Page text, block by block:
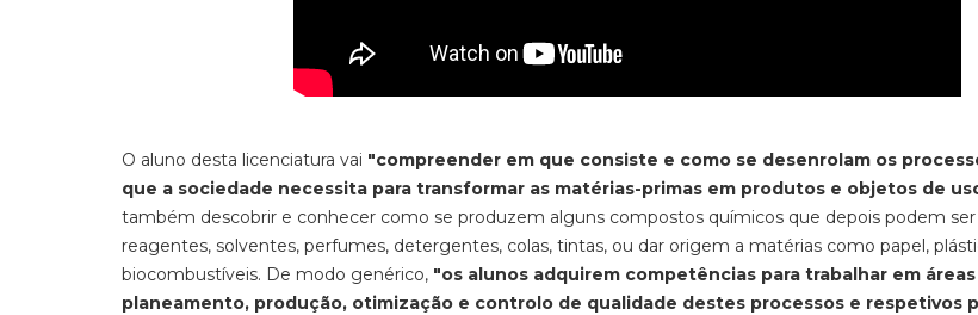
O aluno desta licenciatura vai "compreender em que consiste e como se desenrolam os
que a sociedade necessita para transformar as matérias-primas em produtos e objetos de
também descobrir e conhecer como se produzem alguns compostos químicos que depois podem
reagentes, solventes, perfumes, detergentes, colas, tintas, ou dar origem a matérias como papel,
biocombustíveis. De modo genérico, "os alunos adquirem competências para trabalhar em
planeamento, produção, otimização e controlo de qualidade destes processos e respetivos